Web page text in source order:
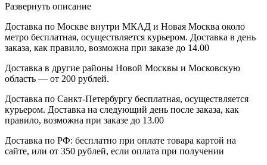
Развернуть описание
Доставка по Москве внутри МКАД и Новая Москва около
метро бесплатная, осуществляется курьером. Доставка в день
заказа, как правило, возможна при заказе до 14.00
Доставка в другие районы Новой Москвы и Московскую
область — от 200 рублей.
Доставка по Санкт-Петербургу бесплатная, осуществляется
курьером. Доставка на следующий день после заказа, как
правило, возможна при заказе до 13.00
Доставка по РФ: бесплатно при оплате товара картой на
сайте, или от 350 рублей, если оплата при получении